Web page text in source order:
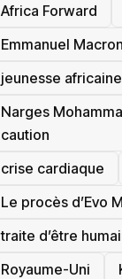
‎Africa Forward
Emmanuel Macron
jeunesse africaine
Narges
caution
crise cardiaque
Le procès d’Evo
traite d’être
‎Royaume-Uni